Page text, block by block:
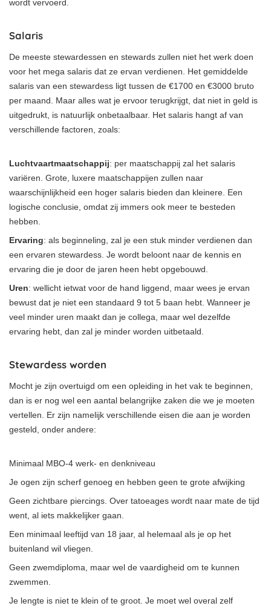
wordt vervoerd.
Salaris
De meeste stewardessen en stewards zullen niet het werk doen
voor het mega salaris dat ze ervan verdienen. Het gemiddelde
salaris van een stewardess ligt tussen de €1700 en €3000 bruto
per maand. Maar alles wat je ervoor terugkrijgt, dat niet in geld is
uitgedrukt, is natuurlijk onbetaalbaar. Het salaris hangt af van
verschillende factoren, zoals:
Luchtvaartmaatschappij: per maatschappij zal het salaris
variëren. Grote, luxere maatschappijen zullen naar
waarschijnlijkheid een hoger salaris bieden dan kleinere. Een
logische conclusie, omdat zij immers ook meer te besteden
hebben.
Ervaring: als beginneling, zal je een stuk minder verdienen dan
een ervaren stewardess. Je wordt beloont naar de kennis en
ervaring die je door de jaren heen hebt opgebouwd.
Uren: wellicht ietwat voor de hand liggend, maar wees je ervan
bewust dat je niet een standaard 9 tot 5 baan hebt. Wanneer je
veel minder uren maakt dan je collega, maar wel dezelfde
ervaring hebt, dan zal je minder worden uitbetaald.
Stewardess worden
Mocht je zijn overtuigd om een opleiding in het vak te beginnen,
dan is er nog wel een aantal belangrijke zaken die we je moeten
vertellen. Er zijn namelijk verschillende eisen die aan je worden
gesteld, onder andere:
Minimaal MBO-4 werk- en denkniveau
Je ogen zijn scherf genoeg en hebben geen te grote afwijking
Geen zichtbare piercings. Over tatoeages wordt naar mate de tijd
went, al iets makkelijker gaan.
Een minimaal leeftijd van 18 jaar, al helemaal als je op het
buitenland wil vliegen.
Geen zwemdiploma, maar wel de vaardigheid om te kunnen
zwemmen.
Je lengte is niet te klein of te groot. Je moet wel overal zelf